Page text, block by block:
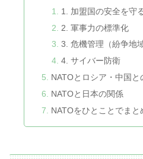
1. 加盟国の安全を守
2. 軍事力の標準化
3. 危機管理（紛争地
4. サイバー防衛
NATOとロシア・中国と
NATOと日本の関係
NATOをひとことでまと